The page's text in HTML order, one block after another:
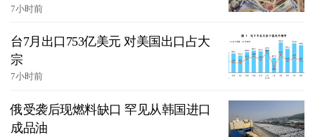
7小时前
台7月出口753亿美元 对美国出口占大
宗
7小时前
俄受袭后现燃料缺口 罕见从韩国进口
成品油